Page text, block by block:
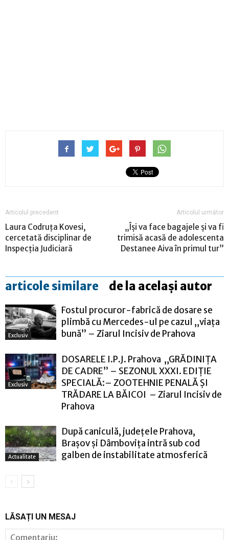
Articolul precedent
Laura Codruța Kovesi,
cercetată disciplinar de
Inspecția Judiciară
Articolul următor
„Îşi va face bagajele şi va fi
trimisă acasă de adolescenta
Destanee Aiva în primul tur”
articole similare de la același autor
Exclusiv
Fostul procuror-fabrică de dosare se
plimbă cu Mercedes-ul pe cazul „viața
bună” – Ziarul Incisiv de Prahova
Exclusiv
DOSARELE I.P.J. Prahova „GRĂDINIȚA
DE CADRE” – SEZONUL XXXI. EDIȚIE
SPECIALĂ:– ZOOTEHNIE PENALĂ ȘI
TRĂDARE LA BĂICOI – Ziarul Incisiv de
Prahova
Actualitate
După caniculă, județele Prahova,
Brașov și Dâmbovița intră sub cod
galben de instabilitate atmosferică
LĂSAȚI UN MESAJ